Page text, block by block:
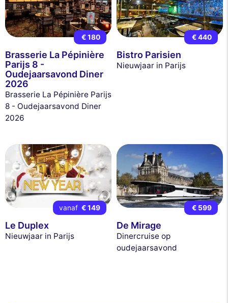
€ 180
Brasserie La Pépinière
Parijs 8 -
Oudejaarsavond Diner
2026
Brasserie La Pépinière Parijs
8 - Oudejaarsavond Diner
2026
€ 440
Bistro Parisien
Nieuwjaar in Parijs
vanaf € 149
Le Duplex
Nieuwjaar in Parijs
€ 599
De Mirage
Dinercruise op
oudejaarsavond